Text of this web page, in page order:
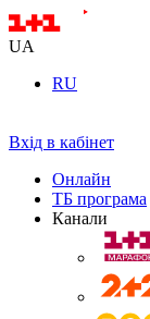
UA
RU
Вхід в кабінет
Онлайн
ТБ програма
Канали